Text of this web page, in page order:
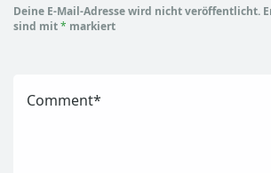
Deine E-Mail-Adresse wird nicht veröffentlicht.
sind mit* markiert